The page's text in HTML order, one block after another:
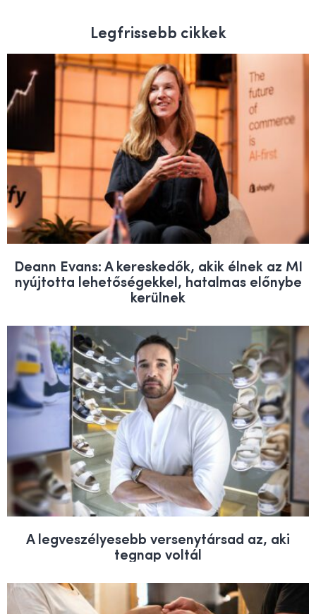
Legfrissebb cikkek
Deann Evans: A kereskedők, akik élnek az MI
nyújtotta lehetőségekkel, hatalmas előnybe
kerülnek
A legveszélyesebb versenytársad az, aki
tegnap voltál